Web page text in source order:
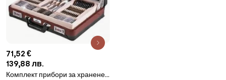
71,52 €
139,88 лв.
Комплект прибори за хранене